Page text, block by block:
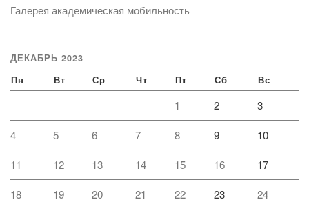
Галерея академическая мобильность
ДЕКАБРЬ 2023
Пн Вт Ср Чт Пт Сб Вс
1 2 3
4 5 6 7 8 9 10
11 12 13 14 15 16 17
18 19 20 21 22 23 24